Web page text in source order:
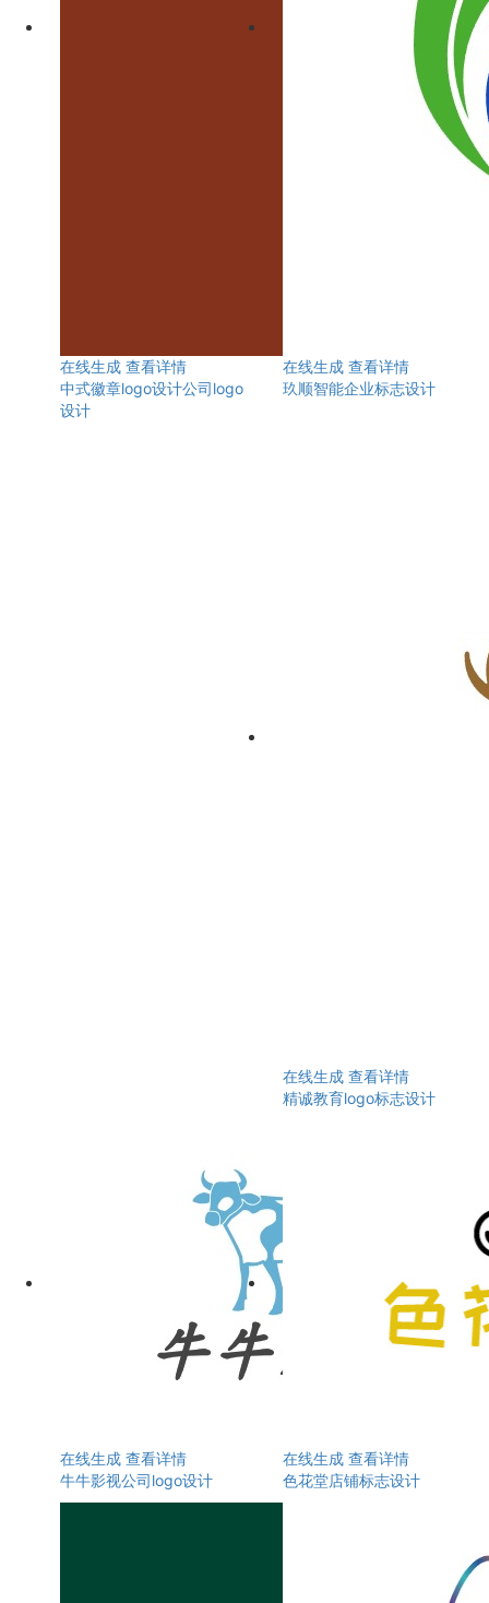
在线生成 查看详情
中式徽章logo设计公司logo
设计
在线生成 查看详情
玖顺智能企业标志设计
在线生成 查看详情
精诚教育logo标志设计
在线生成 查看详情
牛牛影视公司logo设计
在线生成 查看详情
色花堂店铺标志设计